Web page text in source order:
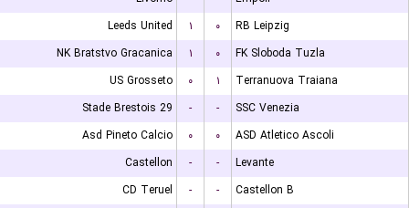
Leeds United
۱ ۰
RB Leipzig
NK Bratstvo Gracanica
۱ ۰
FK Sloboda Tuzla
US Grosseto
۰ ۱
Terranuova Traiana
Stade Brestois 29
- -
SSC Venezia
Asd Pineto Calcio
۰ ۰
ASD Atletico Ascoli
Castellon
- -
Levante
CD Teruel
- -
Castellon B